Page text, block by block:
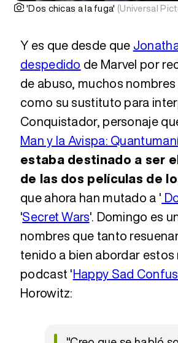
'Dos chicas a la fuga' (Universal
Y es que desde que
despedido de Marvel por
de abuso, muchos
como su sustituto para
Conquistador, personaje
Man y la Avispa:
estaba destinado a ser
de las dos películas de
que ahora han mutado a '
'Secret Wars'. Domingo es
nombres que tanto
tenido a bien abordar estos
podcast 'Happy Sad
Horowitz: